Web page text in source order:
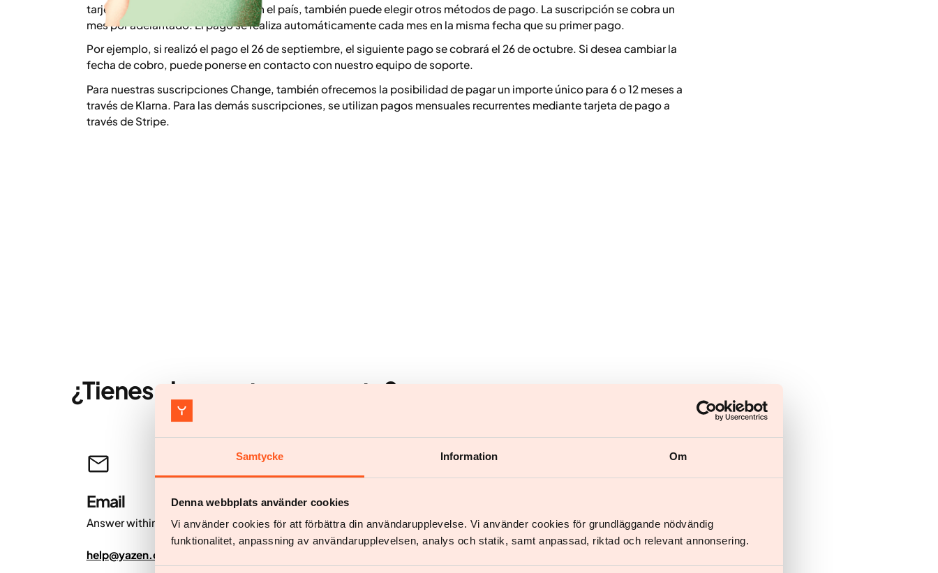
Samtycke Information Om
Denna webbplats använder cookies
Vi använder cookies för att förbättra din användarupplevelse. Vi använder cookies för grundläggande nödvändig
funktionalitet, anpassning av användarupplevelsen, analys och statik, samt anpassad, riktad och relevant annonsering.
tarjeta de débito o crédito y, según el país, también puede elegir otros métodos de pago. La suscripción se cobra un
mes por adelantado. El pago se realiza automáticamente cada mes en la misma fecha que su primer pago.
Por ejemplo, si realizó el pago el 26 de septiembre, el siguiente pago se cobrará el 26 de octubre. Si desea cambiar la
fecha de cobro, puede ponerse en contacto con nuestro equipo de soporte.
Para nuestras suscripciones Change, también ofrecemos la posibilidad de pagar un importe único para 6 o 12 meses a
través de Klarna. Para las demás suscripciones, se utilizan pagos mensuales recurrentes mediante tarjeta de pago a
través de Stripe.
¿Tienes alguna otra pregunta?
Email
Answer within 24 hours.
help@yazen.com
Start chat